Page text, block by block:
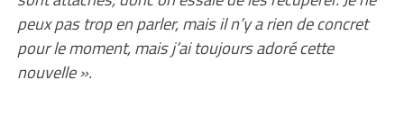
peux pas trop en parler, mais il n’y a rien de concret
pour le moment, mais j’ai toujours adoré cette
nouvelle ».